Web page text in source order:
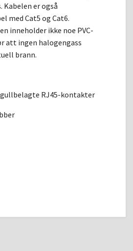
Kabelen er også
med Cat5 og Cat6.
inneholder ikke noe PVC-
att ingen halogengass
brann.
gullbelagte RJ45-kontakter